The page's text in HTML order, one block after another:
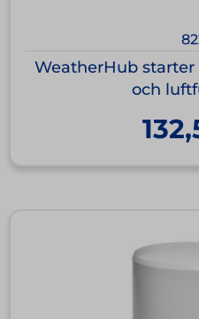
WeatherHub starter
och